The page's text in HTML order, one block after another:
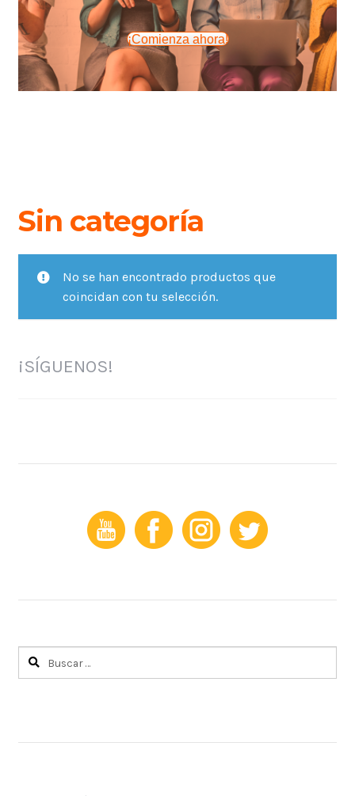
¡Comienza ahora!
Sin categoría
No se han encontrado productos que
coincidan con tu selección.
¡SÍGUENOS!
Buscar: